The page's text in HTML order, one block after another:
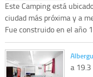
Este Camping está
ciudad más próxima y a
Fue construido en el año
a 19.3